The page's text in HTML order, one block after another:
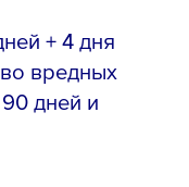
+ 4 дня
вредных
дней и